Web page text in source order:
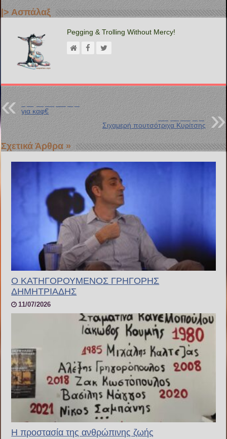
|> Ασπάλαξ
Pegging & Trolling Without Mercy!
Προηγούμενη Ανάρτηση
για καφ€
Επόμενη Ανάρτηση
Σιχαμερή πουτσότριχα Κυρίτσης
Σχετικά Άρθρα »
Ο ΚΑΤΗΓΟΡΟΥΜΕΝΟΣ ΓΡΗΓΟΡΗΣ
ΔΗΜΗΤΡΙΑΔΗΣ
11/07/2026
H προστασία της ανθρώπινης ζωής